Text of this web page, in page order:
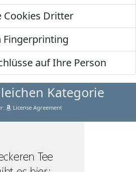
Cookies Dritter
Fingerprinting
auf Ihre Person
Kategorie
License Agreement